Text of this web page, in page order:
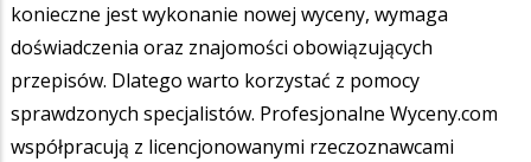
konieczne jest wykonanie nowej wyceny, wymaga
doświadczenia oraz znajomości obowiązujących
przepisów. Dlatego warto korzystać z pomocy
sprawdzonych specjalistów. Profesjonalne Wyceny.com
współpracują z licencjonowanymi rzeczoznawcami